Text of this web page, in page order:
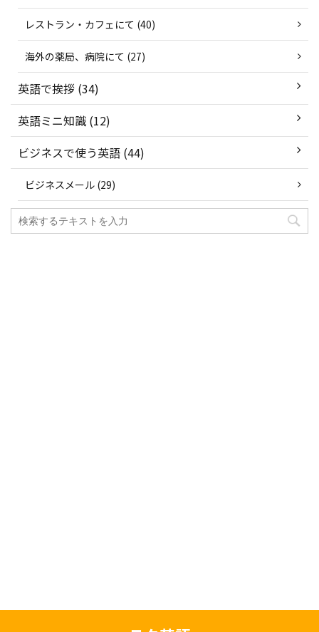
レストラン・カフェにて (40)
海外の薬局、病院にて (27)
英語で挨拶 (34)
英語ミニ知識 (12)
ビジネスで使う英語 (44)
ビジネスメール (29)